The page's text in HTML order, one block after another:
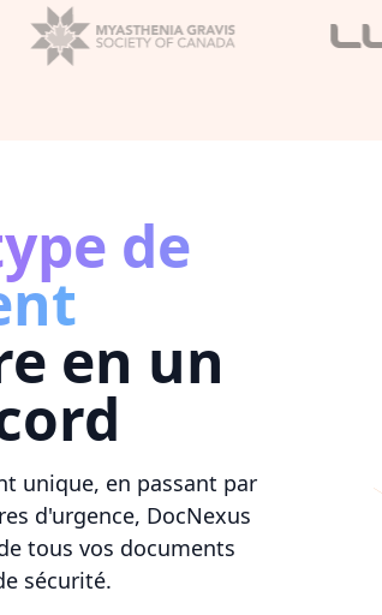
de
en un
unique, en passant par
d'urgence, DocNexus
tous vos documents
sécurité.